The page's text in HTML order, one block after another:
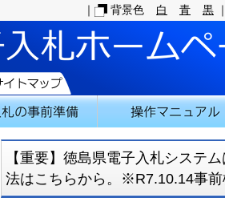
｜ 背景色 白 青 黒 ｜
【重要】徳島県電子入札システ
法はこちらから。※R7.10.14事